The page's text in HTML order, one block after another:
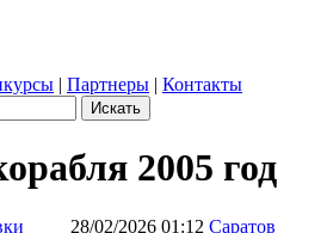
| Партнеры | Контакты
2005 год
28/02/2026 01:12 Саратов